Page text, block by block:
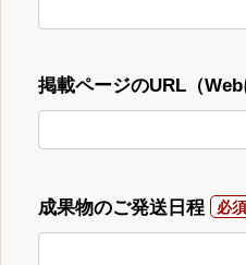
掲載ページのURL（Web
成果物のご発送日程